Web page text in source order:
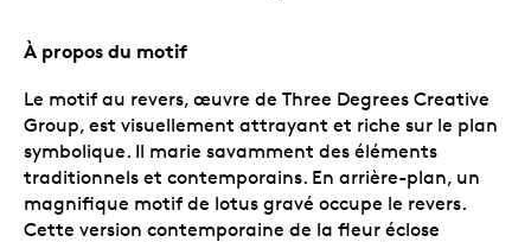
À propos du motif
Le motif au revers, œuvre de Three Degrees Creative
Group, est visuellement attrayant et riche sur le plan
symbolique. Il marie savamment des éléments
traditionnels et contemporains. En arrière-plan, un
magnifique motif de lotus gravé occupe le revers.
Cette version contemporaine de la fleur éclose